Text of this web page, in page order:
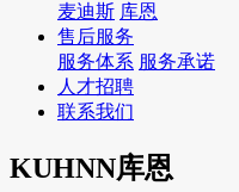
麦迪斯 库恩
售后服务
服务体系 服务承诺
人才招聘
联系我们
KUHNN库恩